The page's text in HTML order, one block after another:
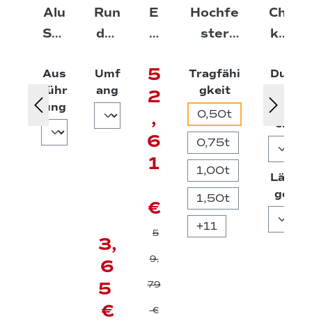
Alu
Sch
eil
Aus
führ
ungauswählen
Run
dsc
ge
2.0
00
Umf
ang auswählen
3,
6
5
€
E
D
R
S
ei
ls
a
k
5
2
,
6
1
€
5
9,
79
€
Hochfe
ster
geschw
eift
Tragfähi
gkeitauswählen
0,50t
0,75t
1,00t
1,50t
+11
Cho
ker
-
Typ
Dur
ess
er
Län
ge